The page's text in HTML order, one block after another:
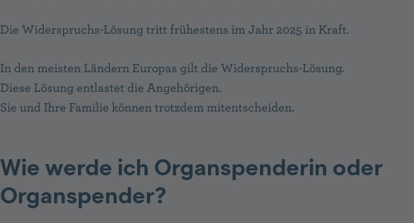
Die Widerspruchs-Lösung tritt frühestens im Jahr 2025 in Kraft.
In den meisten Ländern Europas gilt die Widerspruchs-Lösung.
Diese Lösung entlastet die Angehörigen.
Sie und Ihre Familie können trotzdem mitentscheiden.
Wie werde ich Organspenderin oder
Organspender?